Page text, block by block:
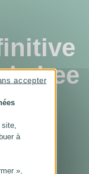
à
»,
accepter